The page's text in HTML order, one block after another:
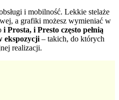
i mobilność. Lekkie stelaże
a grafiki możesz wymieniać w
i Prosta, i Presto często pełnią
ekspozycji – takich, do których
realizacji.